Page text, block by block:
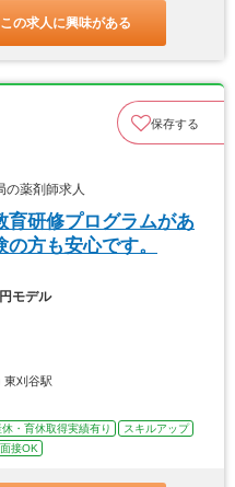
この求人に興味がある
保存する
薬剤師求人
研修プログラムがあ
方も安心です。
モデル
東刈谷駅
休・育休取得実績有り
スキルアップ
接OK